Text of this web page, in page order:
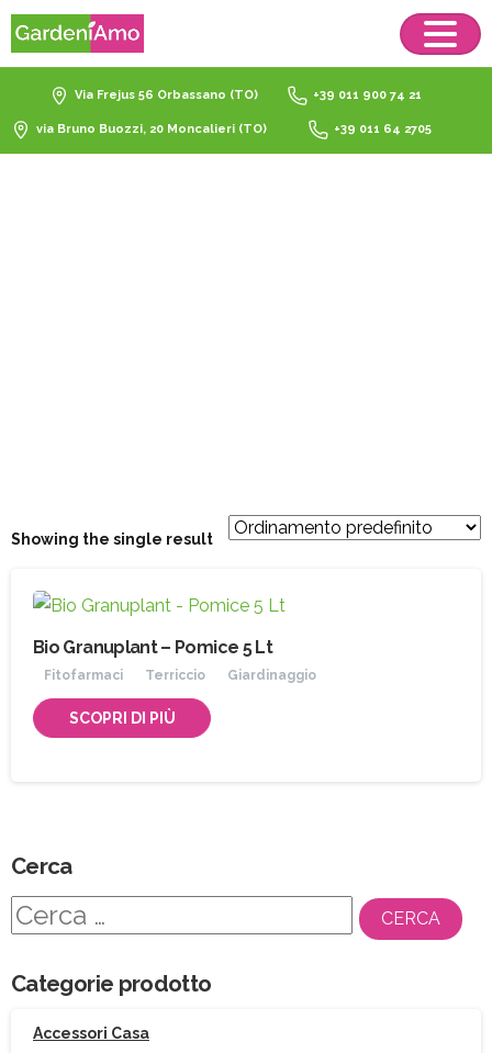
Via Frejus 56 Orbassano (TO) +39 011 900 74 21
via Bruno Buozzi, 20 Moncalieri (TO) +39 011 64 2705
Showing the single result
Bio Granuplant – Pomice 5 Lt
Fitofarmaci Terriccio Giardinaggio
SCOPRI DI PIÙ
Cerca
Ricerca
Categorie prodotto
Accessori Casa